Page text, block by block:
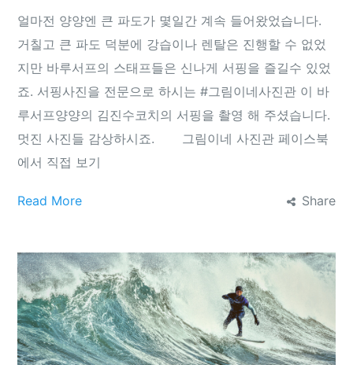
얼마전 양양엔 큰 파도가 몇일간 계속 들어왔었습니다.
거칠고 큰 파도 덕분에 강습이나 렌탈은 진행할 수 없었
지만 바루서프의 스태프들은 신나게 서핑을 즐길수 있었
죠. 서핑사진을 전문으로 하시는 #그림이네사진관 이 바
루서프양양의 김진수코치의 서핑을 촬영 해 주셨습니다.
멋진 사진들 감상하시죠. 그림이네 사진관 페이스북
에서 직접 보기
Read More Share